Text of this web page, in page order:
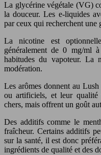
La glycérine végétale (VG)
la douceur. Les e-liquides
par ceux qui recherchent une
La nicotine est
généralement de 0 mg/ml
habitudes du vapoteur. La
modération.
Les arômes donnent au
ou artificiels, et leur qualité
chers, mais offrent un goût
Des additifs comme le
fraîcheur. Certains additifs
sur la santé, il est donc
ingrédients de qualité et des